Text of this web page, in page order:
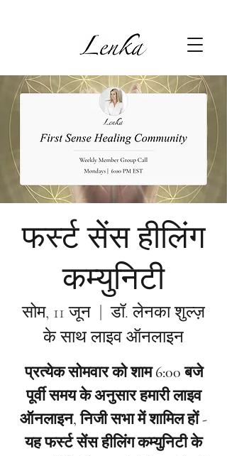
फर्स्ट सेंस हीलिंग
कम्युनिटी
सोम, 11 जून
  |
डॉ. लेनका शुल्ज़
के साथ लाइव ऑनलाइन
प्रत्येक सोमवार को शाम 6:00 बजे
पूर्वी समय के अनुसार हमारी लाइव
ऑनलाइन, निजी सभा में शामिल हों -
यह फर्स्ट सेंस हीलिंग कम्युनिटी के